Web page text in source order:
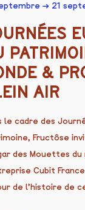
→ 21
&
AIR
le cadre des
Fructôse
des Mouettes du
Cubit
de l’histoire de